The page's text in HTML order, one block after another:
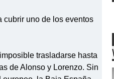
cubrir uno de los eventos
trasladarse hasta
de Alonso y Lorenzo. Sin